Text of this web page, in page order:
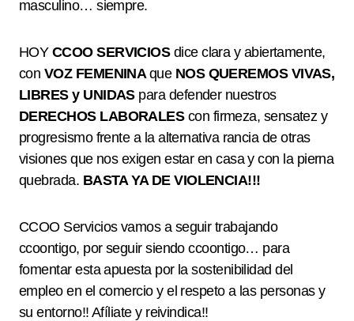
masculino… siempre.
HOY CCOO SERVICIOSdice clara y abiertamente,
con VOZ FEMENINAque NOS QUEREMOS VIVAS,
LIBRES y UNIDASpara defender nuestros
DERECHOS LABORALEScon firmeza, sensatez y
progresismo frente a la alternativa rancia de otras
visiones que nos exigen estar en casa y con la pierna
quebrada. BASTA YA DE VIOLENCIA!!!
CCOO Servicios vamos a seguir trabajando
ccoontigo, por seguir siendo ccoontigo… para
fomentar esta apuesta por la sostenibilidad del
empleo en el comercio y el respeto a las personas y
su entorno!! Afíliate y reivindica!!